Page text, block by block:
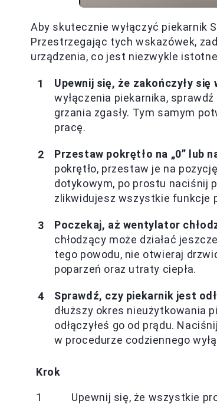
Aby skutecznie wyłączyć piekarnik
Przestrzegając tych wskazówek,
urządzenia, co jest niezwykle
Upewnij się, że zakończyły
wyłączenia piekarnika,
grzania zgasły. Tym samym
pracę.
Przestaw pokrętło na „0” lub
pokrętło, przestaw je na
dotykowym, po prostu naciśnij
zlikwidujesz wszystkie funkcje
Poczekaj, aż wentylator
chłodzący może działać
tego powodu, nie otwieraj
poparzeń oraz utraty ciepła.
Sprawdź, czy piekarnik jest
dłuższy okres nieużytkowania
odłączyłeś go od prądu.
w procedurze codziennego
Krok
1 Upewnij się, że wszystkie